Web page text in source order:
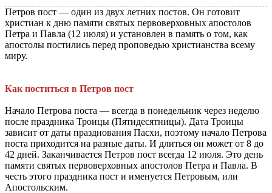
Петров пост — один из двух летних постов. Он готовит
христиан к дню памяти святых первоверховных апостолов
Петра и Павла (12 июля) и установлен в память о том, как
апостолы постились перед проповедью христианства всему
миру.
Как поститься в Петров пост
Начало Петрова поста — всегда в понедельник через неделю
после праздника Троицы (Пятидесятницы). Дата Троицы
зависит от даты празднования Пасхи, поэтому начало Петрова
поста приходится на разные даты. И длиться он может от 8 до
42 дней. Заканчивается Петров пост всегда 12 июля. Это день
памяти святых первоверховных апостолов Петра и Павла. В
честь этого праздника пост и именуется Петровым, или
Апостольским.